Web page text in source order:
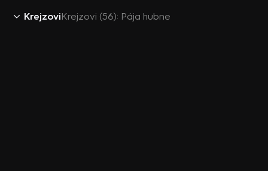
KrejzoviKrejzovi (56): Pája hubne